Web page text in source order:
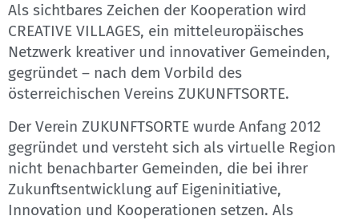
Als sichtbares Zeichen der Kooperation wird
CREATIVE VILLAGES, ein mitteleuropäisches
Netzwerk kreativer und innovativer Gemeinden,
gegründet – nach dem Vorbild des
österreichischen Vereins ZUKUNFTSORTE.
Der Verein ZUKUNFTSORTE wurde Anfang 2012
gegründet und versteht sich als virtuelle Region
nicht benachbarter Gemeinden, die bei ihrer
Zukunftsentwicklung auf Eigeninitiative,
Innovation und Kooperationen setzen. Als